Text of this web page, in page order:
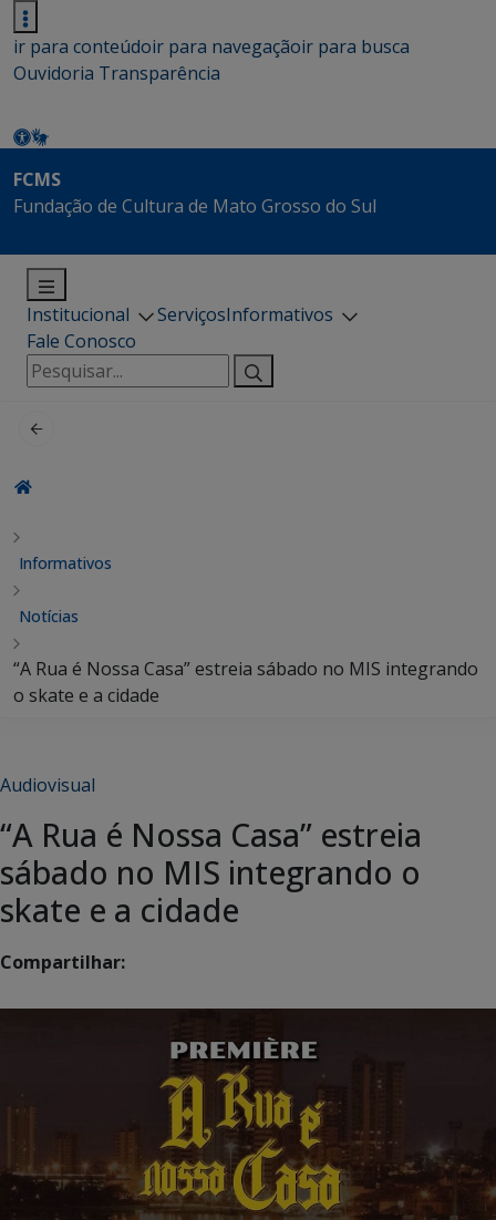
ir para conteúdoir para navegaçãoir para busca
Ouvidoria Transparência
FCMS
Fundação de Cultura de Mato Grosso do Sul
Institucional ServiçosInformativos
Fale Conosco
Pesquisar
por:
Informativos
Notícias
“A Rua é Nossa Casa” estreia sábado no MIS integrando
o skate e a cidade
Audiovisual
“A Rua é Nossa Casa” estreia
sábado no MIS integrando o
skate e a cidade
Compartilhar: